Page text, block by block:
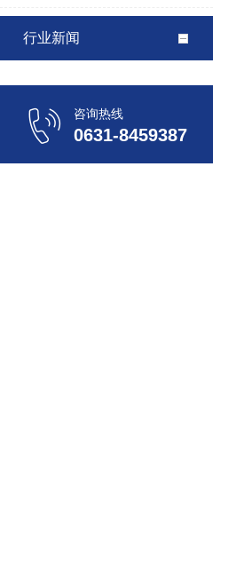
行业新闻
咨询热线
0631-8459387